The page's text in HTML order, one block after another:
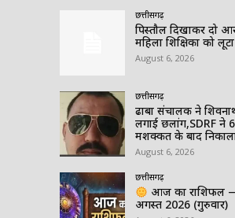
छत्तीसगढ़
पिस्तौल दिखाकर दो
महिला शिक्षिका को लूटा
August 6, 2026
छत्तीसगढ़
ढाबा संचालक ने
लगाई छलांग,SDRF ने
मशक्कत के बाद
August 6, 2026
छत्तीसगढ़
आज का राशिफल
अगस्त 2026 (गुरुवार)